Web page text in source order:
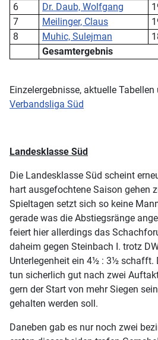
6
Dr. Daub, Wolfgang
7
Meilinger, Claus
8
Muhic, Sulejman
Gesamtergebnis
Einzelergebnisse, aktuelle
Verbandsliga Süd
Landesklasse Süd
Die Landesklasse Süd scheint
hart ausgefochtene Saison gehen
Spieltagen setzt sich so keine
gerade was die Abstiegsränge
feiert hier allerdings das
daheim gegen Steinbach I. trotz
Unterlegenheit ein 4½ : 3½ schafft.
tun sicherlich gut nach zwei
gern der Start von mehr Siegen
gehalten werden soll.
Daneben gab es nur noch zwei